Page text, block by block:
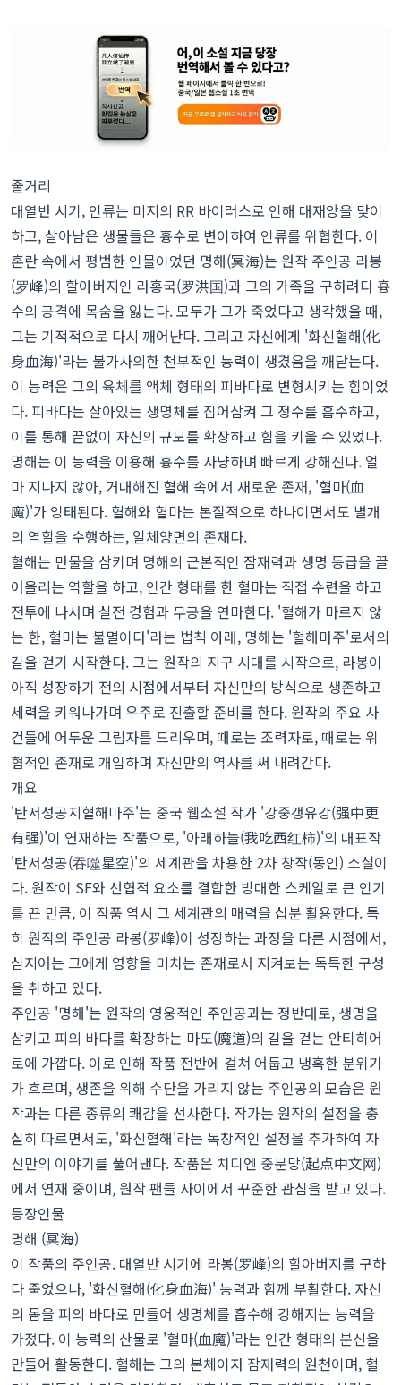
줄거리
대열반 시기, 인류는 미지의 RR 바이러스로 인해 대재앙을 맞이
하고, 살아남은 생물들은 흉수로 변이하여 인류를 위협한다. 이
혼란 속에서 평범한 인물이었던 명해(冥海)는 원작 주인공 라봉
(罗峰)의 할아버지인 라홍국(罗洪国)과 그의 가족을 구하려다 흉
수의 공격에 목숨을 잃는다. 모두가 그가 죽었다고 생각했을 때,
그는 기적적으로 다시 깨어난다. 그리고 자신에게 '화신혈해(化
身血海)'라는 불가사의한 천부적인 능력이 생겼음을 깨닫는다.
이 능력은 그의 육체를 액체 형태의 피바다로 변형시키는 힘이었
다. 피바다는 살아있는 생명체를 집어삼켜 그 정수를 흡수하고,
이를 통해 끝없이 자신의 규모를 확장하고 힘을 키울 수 있었다.
명해는 이 능력을 이용해 흉수를 사냥하며 빠르게 강해진다. 얼
마 지나지 않아, 거대해진 혈해 속에서 새로운 존재, '혈마(血
魔)'가 잉태된다. 혈해와 혈마는 본질적으로 하나이면서도 별개
의 역할을 수행하는, 일체양면의 존재다.
혈해는 만물을 삼키며 명해의 근본적인 잠재력과 생명 등급을 끌
어올리는 역할을 하고, 인간 형태를 한 혈마는 직접 수련을 하고
전투에 나서며 실전 경험과 무공을 연마한다. '혈해가 마르지 않
는 한, 혈마는 불멸이다'라는 법칙 아래, 명해는 '혈해마주'로서의
길을 걷기 시작한다. 그는 원작의 지구 시대를 시작으로, 라봉이
아직 성장하기 전의 시점에서부터 자신만의 방식으로 생존하고
세력을 키워나가며 우주로 진출할 준비를 한다. 원작의 주요 사
건들에 어두운 그림자를 드리우며, 때로는 조력자로, 때로는 위
협적인 존재로 개입하며 자신만의 역사를 써 내려간다.
개요
'탄서성공지혈해마주'는 중국 웹소설 작가 '강중갱유강(强中更
有强)'이 연재하는 작품으로, '아래하늘(我吃西红柿)'의 대표작
'탄서성공(吞噬星空)'의 세계관을 차용한 2차 창작(동인) 소설이
다. 원작이 SF와 선협적 요소를 결합한 방대한 스케일로 큰 인기
를 끈 만큼, 이 작품 역시 그 세계관의 매력을 십분 활용한다. 특
히 원작의 주인공 라봉(罗峰)이 성장하는 과정을 다른 시점에서,
심지어는 그에게 영향을 미치는 존재로서 지켜보는 독특한 구성
을 취하고 있다.
주인공 '명해'는 원작의 영웅적인 주인공과는 정반대로, 생명을
삼키고 피의 바다를 확장하는 마도(魔道)의 길을 걷는 안티히어
로에 가깝다. 이로 인해 작품 전반에 걸쳐 어둡고 냉혹한 분위기
가 흐르며, 생존을 위해 수단을 가리지 않는 주인공의 모습은 원
작과는 다른 종류의 쾌감을 선사한다. 작가는 원작의 설정을 충
실히 따르면서도, '화신혈해'라는 독창적인 설정을 추가하여 자
신만의 이야기를 풀어낸다. 작품은 치디엔 중문망(起点中文网)
에서 연재 중이며, 원작 팬들 사이에서 꾸준한 관심을 받고 있다.
등장인물
명해 (冥海)
이 작품의 주인공. 대열반 시기에 라봉(罗峰)의 할아버지를 구하
다 죽었으나, '화신혈해(化身血海)' 능력과 함께 부활한다. 자신
의 몸을 피의 바다로 만들어 생명체를 흡수해 강해지는 능력을
가졌다. 이 능력의 산물로 '혈마(血魔)'라는 인간 형태의 분신을
만들어 활동한다. 혈해는 그의 본체이자 잠재력의 원천이며, 혈